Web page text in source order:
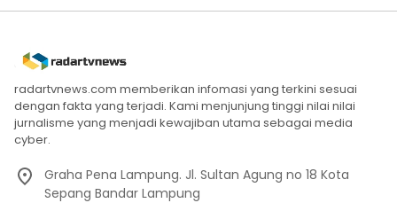
radartvnews.com memberikan infomasi yang terkini sesuai
dengan fakta yang terjadi. Kami menjunjung tinggi nilai nilai
jurnalisme yang menjadi kewajiban utama sebagai media
cyber.
Graha Pena Lampung. Jl. Sultan Agung no 18 Kota
Sepang Bandar Lampung